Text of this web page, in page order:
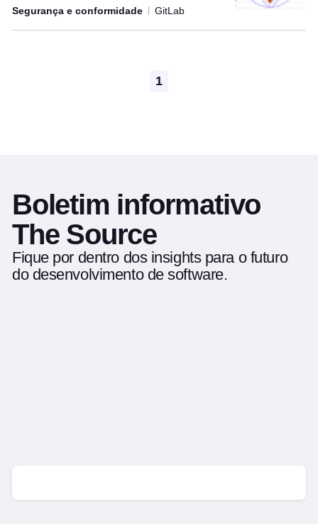
Segurança e conformidade GitLab
Pagination
1
Boletim informativo
The Source
Fique por dentro dos insights para o futuro
do desenvolvimento de software.